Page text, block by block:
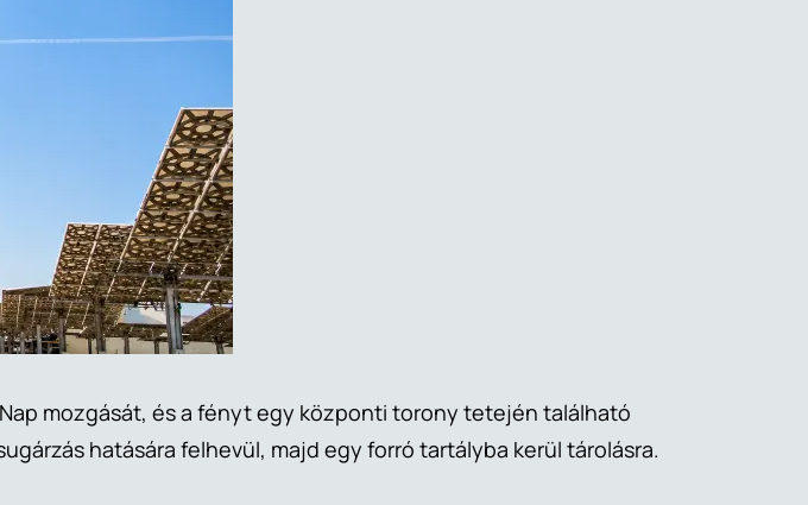
mozgását, és a fényt egy központi torony tetején található
hatására felhevül, majd egy forró tartályba kerül tárolásra.